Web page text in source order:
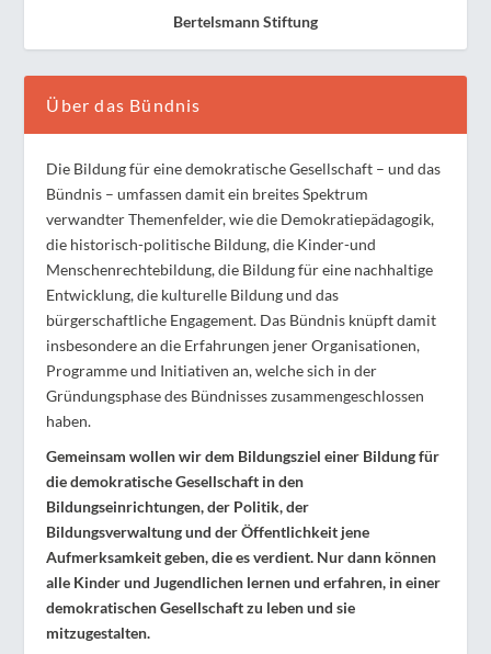
Bertelsmann Stiftung
Über das Bündnis
Die Bildung für eine demokratische Gesellschaft – und das
Bündnis – umfassen damit ein breites Spektrum
verwandter Themenfelder, wie die Demokratiepädagogik,
die historisch-politische Bildung, die Kinder-und
Menschenrechtebildung, die Bildung für eine nachhaltige
Entwicklung, die kulturelle Bildung und das
bürgerschaftliche Engagement. Das Bündnis knüpft damit
insbesondere an die Erfahrungen jener Organisationen,
Programme und Initiativen an, welche sich in der
Gründungsphase des Bündnisses zusammengeschlossen
haben.
Gemeinsam wollen wir dem Bildungsziel einer Bildung für
die demokratische Gesellschaft in den
Bildungseinrichtungen, der Politik, der
Bildungsverwaltung und der Öffentlichkeit jene
Aufmerksamkeit geben, die es verdient. Nur dann können
alle Kinder und Jugendlichen lernen und erfahren, in einer
demokratischen Gesellschaft zu leben und sie
mitzugestalten.